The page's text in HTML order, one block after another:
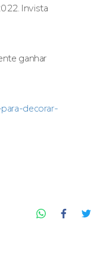
Invista
ganhar
decorar-